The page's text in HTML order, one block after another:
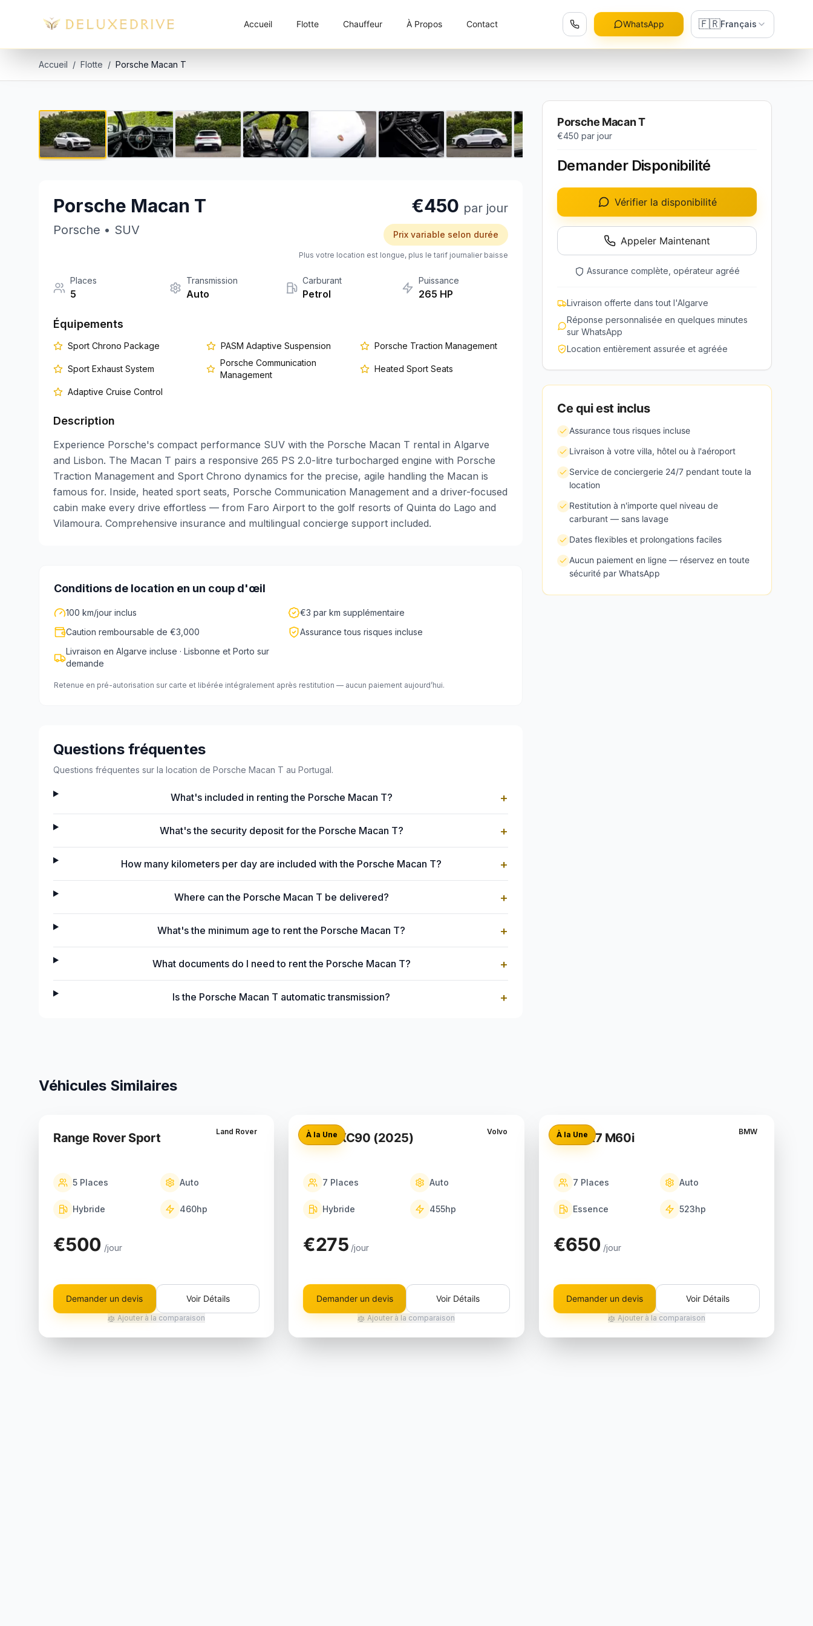
Accueil Flotte Chauffeur À Propos Contact WhatsApp 🇫🇷Français
Accueil / Flotte / Porsche Macan T
1 / 8
Porsche Macan T
Porsche Macan T
Porsche • SUV
€450 par jour
Prix variable selon durée
Plus votre location est longue, plus le tarif journalier baisse
Places
5
Transmission
Auto
Carburant
Petrol
Puissance
265 HP
Équipements
Sport Chrono Package PASM Adaptive Suspension Porsche Traction Management
Sport Exhaust System
Porsche Communication
Management
Heated Sport Seats
Adaptive Cruise Control
Description
Experience Porsche's compact performance SUV with the Porsche Macan T rental in Algarve
and Lisbon. The Macan T pairs a responsive 265 PS 2.0-litre turbocharged engine with Porsche
Traction Management and Sport Chrono dynamics for the precise, agile handling the Macan is
famous for. Inside, heated sport seats, Porsche Communication Management and a driver-focused
cabin make every drive effortless — from Faro Airport to the golf resorts of Quinta do Lago and
Vilamoura. Comprehensive insurance and multilingual concierge support included.
Conditions de location en un coup d'œil
100 km/jour inclus
€3 par km supplémentaire
Caution remboursable de €3,000
Assurance tous risques incluse
Livraison en Algarve incluse · Lisbonne et Porto sur
demande
Retenue en pré-autorisation sur carte et libérée intégralement après restitution — aucun paiement aujourd’hui.
Questions fréquentes
Questions fréquentes sur la location de Porsche Macan T au Portugal.
What's included in renting the Porsche Macan T? +
What's the security deposit for the Porsche Macan T? +
How many kilometers per day are included with the Porsche Macan T? +
Where can the Porsche Macan T be delivered? +
What's the minimum age to rent the Porsche Macan T? +
What documents do I need to rent the Porsche Macan T? +
Is the Porsche Macan T automatic transmission? +
Porsche Macan T
€450 par jour
Demander Disponibilité
Vérifier la disponibilité
Appeler Maintenant
Assurance complète, opérateur agréé
Livraison offerte dans tout l'Algarve
Réponse personnalisée en quelques minutes
sur WhatsApp
Location entièrement assurée et agréée
Ce qui est inclus
Assurance tous risques incluse
Livraison à votre villa, hôtel ou à l'aéroport
Service de conciergerie 24/7 pendant toute la
location
Restitution à n'importe quel niveau de
carburant — sans lavage
Dates flexibles et prolongations faciles
Aucun paiement en ligne — réservez en toute
sécurité par WhatsApp
Véhicules Similaires
Land Rover
Range Rover Sport
5 Places Auto
Hybride 460hp
€500 /jour
Demander un devis Voir Détails
Ajouter à la comparaison
À la Une Volvo
Volvo XC90 (2025)
7 Places Auto
Hybride 455hp
€275 /jour
Demander un devis Voir Détails
Ajouter à la comparaison
À la Une BMW
BMW X7 M60i
7 Places Auto
Essence 523hp
€650 /jour
Demander un devis Voir Détails
Ajouter à la comparaison